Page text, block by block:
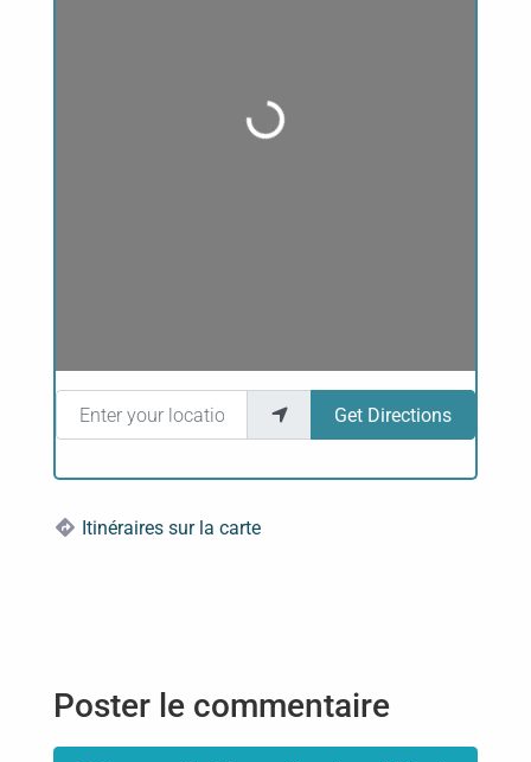
Loading...
Enter your location
Get Directions
Itinéraires sur la carte
Poster le commentaire